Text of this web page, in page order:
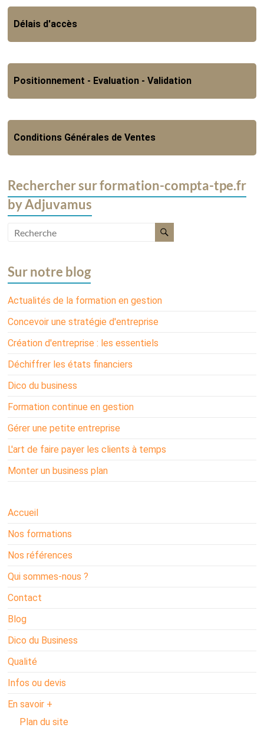
Délais d'accès
Positionnement - Evaluation - Validation
Conditions Générales de Ventes
Rechercher sur formation-compta-tpe.fr
by Adjuvamus
Sur notre blog
Actualités de la formation en gestion
Concevoir une stratégie d'entreprise
Création d'entreprise : les essentiels
Déchiffrer les états financiers
Dico du business
Formation continue en gestion
Gérer une petite entreprise
L'art de faire payer les clients à temps
Monter un business plan
Accueil
Nos formations
Nos références
Qui sommes-nous ?
Contact
Blog
Dico du Business
Qualité
Infos ou devis
En savoir +
Plan du site